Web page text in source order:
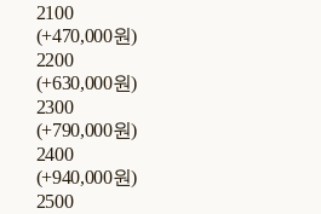
2100
(+470,000원)
2200
(+630,000원)
2300
(+790,000원)
2400
(+940,000원)
2500